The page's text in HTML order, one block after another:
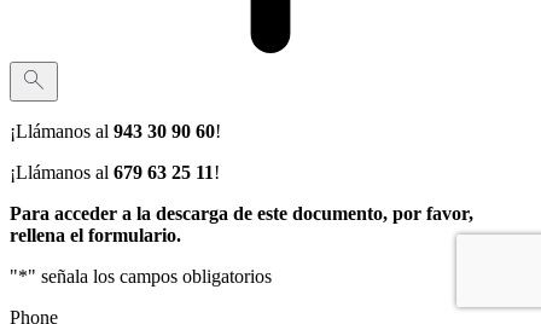
¡Llámanos al 943 30 90 60!
¡Llámanos al 679 63 25 11!
Para acceder a la descarga de este documento, por favor,
rellena el formulario.
"*" señala los campos obligatorios
Phone